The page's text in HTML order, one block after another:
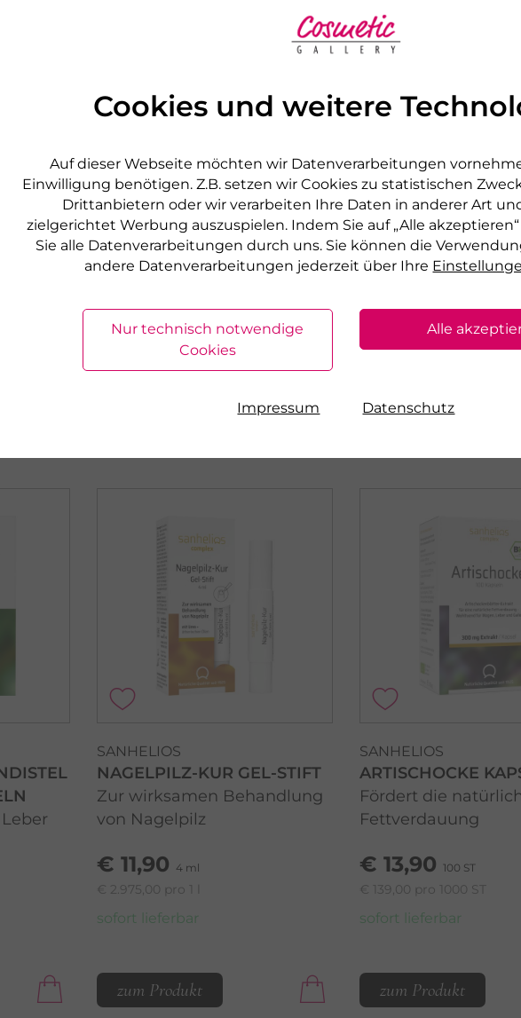
Cookies und weitere
Auf dieser Webseite möchten wir Datenverarbeitungen
Einwilligung benötigen. Z.B. setzen wir Cookies zu statistischen
Drittanbietern oder wir verarbeiten Ihre Daten in anderer Art
zielgerichtet Werbung auszuspielen. Indem Sie auf „Alle
Sie alle Datenverarbeitungen durch uns. Sie können die
andere Datenverarbeitungen jederzeit über Ihre
Nur technisch notwendige
Cookies
Alle
Impressum Datenschutz
ist kein Ersatz für eine ausgewogene und
Die angegebene empfohlene tägliche Verzehrmenge nicht
Hydroxypropylmethylcellulose; carotinoidhaltige
Retinylacetat; Trennmittel: Magnesiumsalze der Speise-
der Reichweite von Kindern auf.
aufbewahren.
dieser Serie
SANHELIOS
NAGELPILZ-KUR GEL-STIFT
Zur wirksamen Behandlung
von Nagelpilz
€ 11,90 4 ml
€ 2.975,00 pro 1 l
sofort lieferbar
zum Produkt
SANHELIOS
ARTISCHOCKE
Fördert die
Fettverdauung
€ 13,90 100 ST
€ 139,00 pro 1000 ST
sofort lieferbar
zum Produkt